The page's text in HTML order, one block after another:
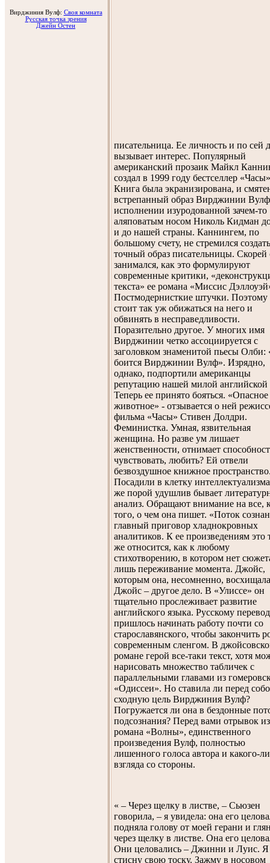
Вирджиния Вулф: Своя комната
Русская точка зрения
Джейн Остен
писательница. Ее личность и по сей
вызывает интерес. Популярный
американский прозаик Майкл
создал в 1999 году бестселлер
Книга была экранизирована, и
встрепанный образ Вирджинии
исполнении изуродованной зачем-то
аляповатым носом Николь Кидман
и до нашей страны. Каннингем, по
большому счету, не стремился создать
точный образ писательницы. Скорей
занимался, как это формулируют
современные критики,
текста» ее романа «Миссис
Постмодернисткие штучки. Поэтому
стоит так уж обижаться на него и
обвинять в несправедливости.
Поразительно другое. У многих имя
Вирджинии четко ассоциируется с
заголовком знаменитой пьесы Олби:
боится Вирджинии Вулф». Изрядно,
однако, подпортили американцы
репутацию нашей милой английской
Теперь ее принято бояться. «Опасное
животное» - отзывается о ней
фильма «Часы» Стивен Долдри.
Феминистка. Умная, язвительная
женщина. Но разве ум лишает
женственности, отнимает
чувствовать, любить? Ей отвели
безвоздушное книжное
Посадили в клетку
же порой удушлив бывает
анализ. Обращают внимание на все,
того, о чем она пишет. «Поток
главный приговор хладнокровных
аналитиков. К ее произведениям это
же относится, как к любому
стихотворению, в котором нет
лишь переживание момента. Джойс,
которым она, несомненно,
Джойс – другое дело. В «Улиссе» он
тщательно прослеживает развитие
английского языка. Русскому
пришлось начинать работу почти со
старославянского, чтобы закончить
современным сленгом. В
романе герой все-таки текст, хотя
нарисовать множество табличек с
параллельными главами из
«Одиссеи». Но ставила ли перед
сходную цель Вирджиния Вулф?
Погружается ли она в бездонные
подсознания? Перед вами отрывок из
романа «Волны», единственного
произведения Вулф, полностью
лишенного голоса автора и какого-
взгляда со стороны.
« – Через щелку в листве, – Сьюзен
говорила, – я увидела: она его
подняла голову от моей герани и
через щелку в листве. Она его
Они целовались – Джинни и Луис. Я
стисну свою тоску. Зажму в носовом